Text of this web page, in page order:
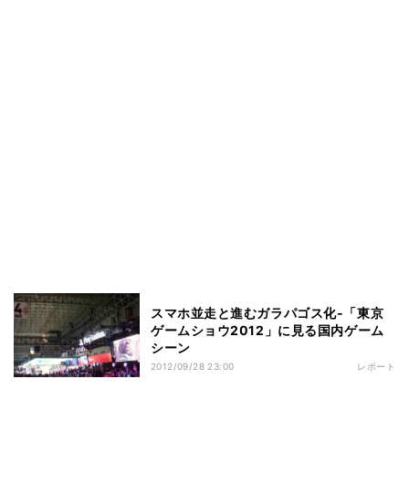
スマホ並走と進むガラパゴス化-「東京
ゲームショウ2012」に見る国内ゲーム
シーン
2012/09/28 23:00 レポート